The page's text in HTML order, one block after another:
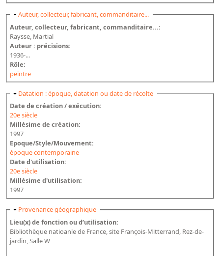
Masquer
Auteur, collecteur, fabricant, commanditaire...
Auteur, collecteur, fabricant, commanditaire...:
Raysse, Martial
Auteur : précisions:
1936-...
Rôle:
peintre
Masquer
Datation : époque, datation ou date de récolte
Date de création / exécution:
20e siècle
Millésime de création:
1997
Epoque/Style/Mouvement:
époque contemporaine
Date d'utilisation:
20e siècle
Millésime d'utilisation:
1997
Masquer
Provenance géographique
Lieu(x) de fonction ou d’utilisation:
Bibliothèque natioanle de France, site François-Mitterrand, Rez-de-
jardin, Salle W